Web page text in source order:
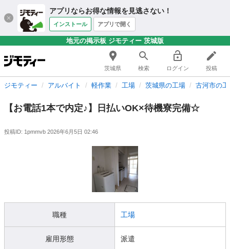
アプリならお得な情報を見逃さない！
インストール アプリで開く
地元の掲示板 ジモティー 茨城版
茨城県 検索 ログイン 投稿
ジモティー アルバイト 軽作業 工場 茨城県の工場 古河市の
【お電話1本で内定♪】日払いOK×待機寮完備☆
投稿ID: 1pmmvb 2026年6月5日 02:46
職種 工場
雇用形態 派遣